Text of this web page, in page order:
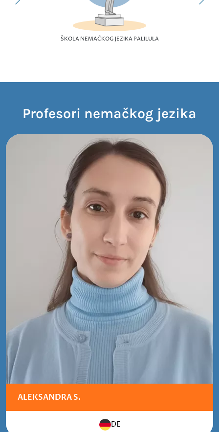
ŠKOLA NEMAČKOG JEZIKA PALILULA
Profesori nemačkog jezika
ALEKSANDRA S.
DE